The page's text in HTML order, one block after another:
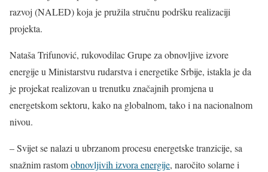
razvoj (NALED) koja je pružila stručnu podršku realizaciji
projekta.
Nataša Trifunović, rukovodilac Grupe za obnovljive izvore
energije u Ministarstvu rudarstva i energetike Srbije, istakla je da
je projekat realizovan u trenutku značajnih promjena u
energetskom sektoru, kako na globalnom, tako i na nacionalnom
nivou.
– Svijet se nalazi u ubrzanom procesu energetske tranzicije, sa
snažnim rastomobnovljivih izvora energije, naročito solarne i